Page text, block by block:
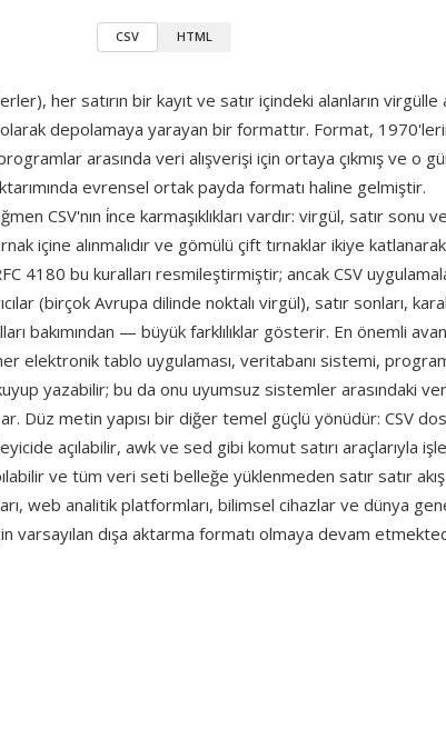
CSV HTML
her satırın bir kayıt ve satır içindeki alanların virgülle
depolamaya yarayan bir formattır. Format,
arasında veri alışverişi için ortaya çıkmış ve o
evrensel ortak payda formatı haline gelmiştir.
CSV'nın i̇nce karmaşıklıkları vardır: virgül, satır sonu
içine alınmalıdır ve gömülü çift tırnaklar ikiye katlanarak
4180 bu kuralları resmileştirmiştir; ancak CSV
(birçok Avrupa dilinde noktalı virgül), satır sonları,
bakımından — büyük farklılıklar gösterir. En önemli
elektronik tablo uygulaması, veritabanı sistemi,
yazabilir; bu da onu uyumsuz sistemler arasındaki
Düz metin yapısı bir diğer temel güçlü yönüdür: CSV
açılabilir, awk ve sed gibi komut satırı araçlarıyla
ve tüm veri seti belleğe yüklenmeden satır satır
web analitik platformları, bilimsel cihazlar ve dünya
varsayılan dışa aktarma formatı olmaya devam